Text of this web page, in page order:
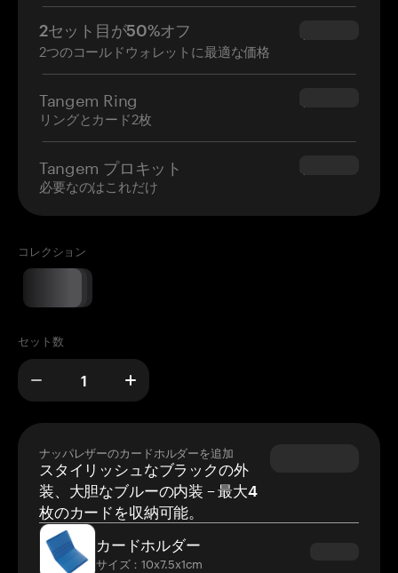
2セット目が50%オフ
2つのコールドウォレットに最適な価格
$34.95
Tangem Ring
リングとカード2枚
$160.00
Tangem プロキット
必要なのはこれだけ
$180.00
コレクション
セット数
ナッパレザーのカードホルダーを追加
スタイリッシュなブラックの外
装、大胆なブルーの内装 – 最大4
枚のカードを収納可能。
カードホルダー
サイズ：10x7.5x1cm